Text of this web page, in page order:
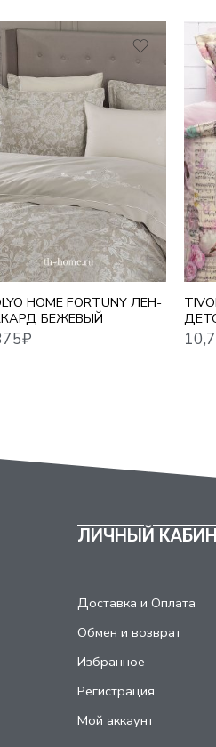
HOME FORTUNY ЛЕН-
БЕЖЕВЫЙ
10,755
ЛИЧНЫЙ
Доставка и Оплата
Обмен и возврат
Избранное
Регистрация
Мой аккаунт